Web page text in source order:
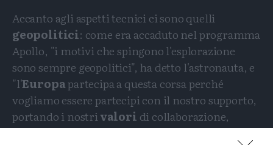
Accanto agli aspetti tecnici ci sono quelli
geopolitici: come era accaduto nel programma
Apollo, "i motivi che spingono l'esplorazione
sono sempre geopolitici", ha detto l'astronauta, e
"l'Europapartecipa a questa corsa perché
vogliamo essere partecipi con il nostro supporto,
portando i nostrivalori di collaborazione,
cooperazione, di scienza per tutti".